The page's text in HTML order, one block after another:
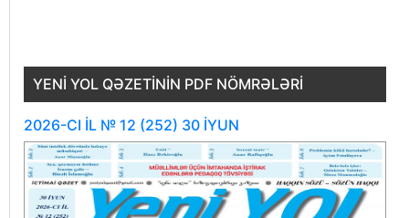
YENI YOL QƏZETININ PDF NÖMRƏLƏRI
2026-CI İL № 12 (252) 30 İYUN